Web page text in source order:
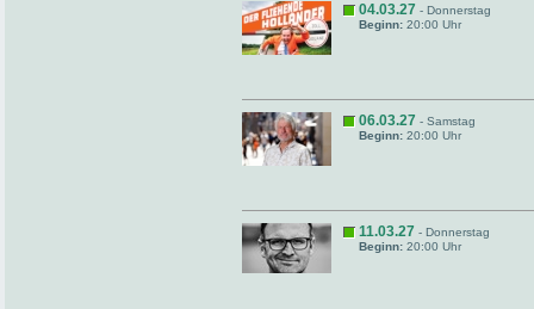
04.03.27 - Donnerstag
Beginn: 20:00 Uhr
06.03.27 - Samstag
Beginn: 20:00 Uhr
11.03.27 - Donnerstag
Beginn: 20:00 Uhr